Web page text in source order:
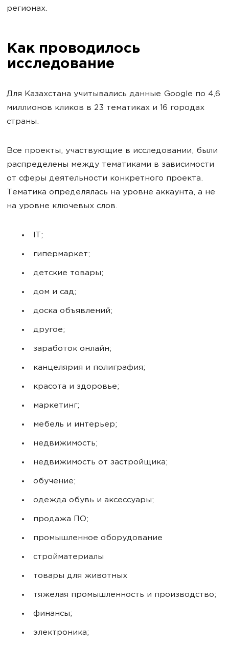
регионах.
Как проводилось
исследование
Для Казахстана учитывались данные Google по 4,6
миллионов кликов в 23 тематиках и 16 городах
страны.
Все проекты, участвующие в исследовании, были
распределены между тематиками в зависимости
от сферы деятельности конкретного проекта.
Тематика определялась на уровне аккаунта, а не
на уровне ключевых слов.
IT;
гипермаркет;
детские товары;
дом и сад;
доска объявлений;
другое;
заработок онлайн;
канцелярия и полиграфия;
красота и здоровье;
маркетинг;
мебель и интерьер;
недвижимость;
недвижимость от застройщика;
обучение;
одежда обувь и аксессуары;
продажа ПО;
промышленное оборудование
стройматериалы
товары для животных
тяжелая промышленность и производство;
финансы;
электроника;